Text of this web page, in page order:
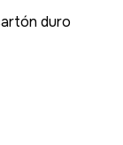
duro